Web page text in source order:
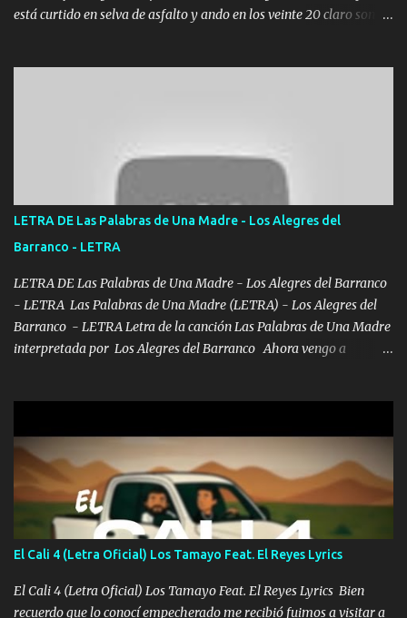
está curtido en selva de asfalto y ando en los veinte 20 claro son
Ya pasé varias hazañas ya tienen rato que me agarran el colmillo
de este León los estatales no sé esperaron Al tiro esta la PrimiZa
también la nueve que cargo al lado doy la mano al que su amigo y
al traicionero damos pa abajo Y No me paran aquí hay pa más
pues hay charola les voy a dar hasta topar pues no hay de otra...
LETRA DE Las Palabras de Una Madre - Los Alegres del
Barranco - LETRA
LETRA DE Las Palabras de Una Madre - Los Alegres del Barranco
- LETRA Las Palabras de Una Madre (LETRA) - Los Alegres del
Barranco - LETRA Letra de la canción Las Palabras de Una Madre
interpretada por Los Alegres del Barranco Ahora vengo a
quiso, él tiempo sigue pasando y nunca te olvidaremos, aquí
seguiré esperando hasta volvernos a vernos El recuerdo que yo
tengo de mi mente no se va, en mi corazón me llevo lo mismo que
tu papá, a veces me pongo triste porque no puedo mirarte, mas se
que tu me escuchas porque tu eres mi gran ángel, El desespero me
llega para reunirme contigo, tu iluminas mi sendero por siempre
serás mi niño, del amor que yo te tengo es co...
El Cali 4 (Letra Oficial) Los Tamayo Feat. El Reyes Lyrics
El Cali 4 (Letra Oficial) Los Tamayo Feat. El Reyes Lyrics Bien
recuerdo que lo conocí empecherado me recibió fuimos a visitar a